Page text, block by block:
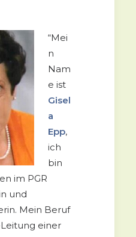
“Mei
n
Nam
e ist
Gisel
a
Epp,
ich
bin
im PGR
und
Mein Beruf
einer